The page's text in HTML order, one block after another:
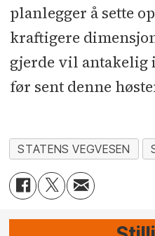
planlegger å sette
kraftigere
gjerde vil antakelig
før sent denne
STATENS VEGVESEN